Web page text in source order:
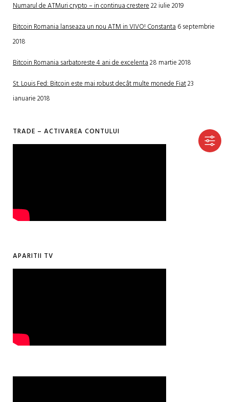
Numarul de ATMuri crypto – in continua crestere22 iulie 2019
Bitcoin Romania lanseaza un nou ATM in VIVO! Constanta6 septembrie
2018
Bitcoin Romania sarbatoreste 4 ani de excelenta28 martie 2018
St. Louis Fed: Bitcoin este mai robust decât multe monede Fiat23
ianuarie 2018
TRADE – ACTIVAREA CONTULUI
APARITII TV